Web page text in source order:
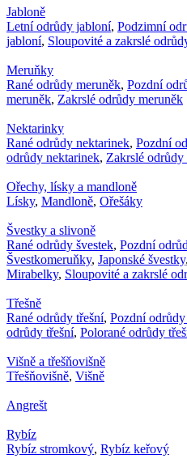
Jabloně
Letní odrůdy jabloní, Podzimní
jabloní, Sloupovité a zakrslé
Meruňky
Rané odrůdy meruněk, Pozdní
meruněk, Zakrslé odrůdy meruněk
Nektarinky
Rané odrůdy nektarinek, Pozdní
odrůdy nektarinek, Zakrslé
Ořechy, lísky a mandloně
Lísky, Mandloně, Ořešáky
Švestky a slivoně
Rané odrůdy švestek, Pozdní
Švestkomeruňky, Japonské švestky,
Mirabelky, Sloupovité a zakrslé
Třešně
Rané odrůdy třešní, Pozdní
odrůdy třešní, Polorané odrůdy
Višně a třešňovišně
Třešňovišně, Višně
Angrešt
Rybíz
Rybíz stromkový, Rybíz keřový